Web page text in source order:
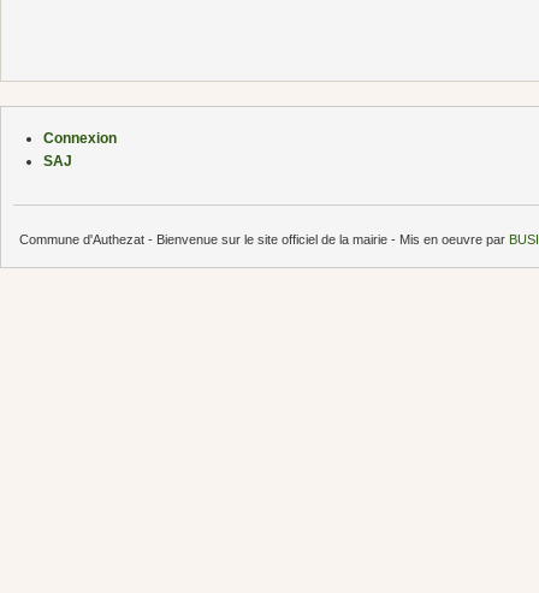
Connexion
SAJ
Commune d'Authezat - Bienvenue sur le site officiel de la mairie - Mis en oeuvre par